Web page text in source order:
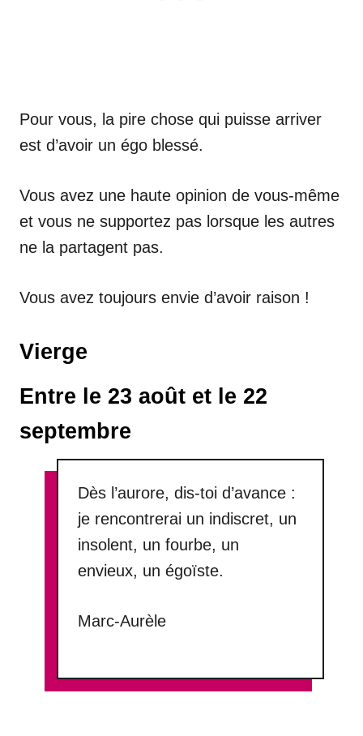
Pour vous, la pire chose qui puisse arriver
est d’avoir un égo blessé.
Vous avez une haute opinion de vous-même
et vous ne supportez pas lorsque les autres
ne la partagent pas.
Vous avez toujours envie d’avoir raison !
Vierge
Entre le 23 août et le 22
septembre
Dès l’aurore, dis-toi d’avance :
je rencontrerai un indiscret, un
insolent, un fourbe, un
envieux, un égoïste.
Marc-Aurèle